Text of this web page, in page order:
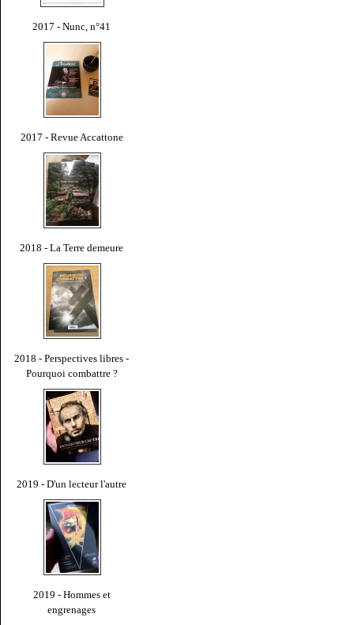
2017 - Nunc, n°41
2017 - Revue Accattone
2018 - La Terre demeure
2018 - Perspectives libres -
Pourquoi combattre ?
2019 - D'un lecteur l'autre
2019 - Hommes et
engrenages